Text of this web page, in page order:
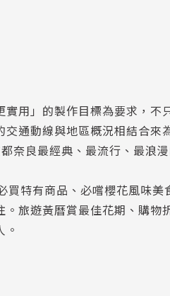
用」的製作目標為要求，
通動線與地區概況相結合
奈良最經典、最流行、最浪
買特有商品、必嚐櫻花風味
。旅遊黃曆賞最佳花期、購